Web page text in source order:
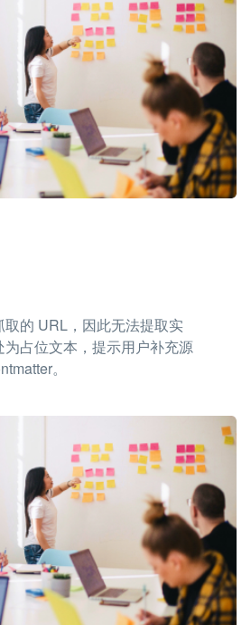
的 URL，因此无法提取实
占位文本，提示用户补充源
。